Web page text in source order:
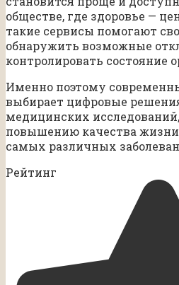
обществе, где здоровье —
такие сервисы помогают
обнаружить возможные
контролировать состояние
Именно поэтому
выбирает цифровые
медицинских
повышению качества
самых различных
Рейтинг